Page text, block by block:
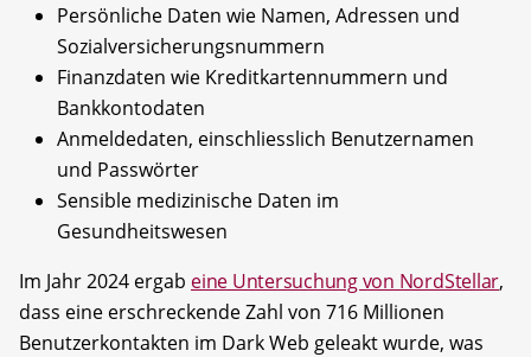
Persönliche Daten wie Namen, Adressen und
Sozialversicherungsnummern
Finanzdaten wie Kreditkartennummern und
Bankkontodaten
Anmeldedaten, einschliesslich Benutzernamen
und Passwörter
Sensible medizinische Daten im
Gesundheitswesen
Im Jahr 2024 ergab eine Untersuchung von NordStellar,
dass eine erschreckende Zahl von 716 Millionen
Benutzerkontakten im Dark Web geleakt wurde, was